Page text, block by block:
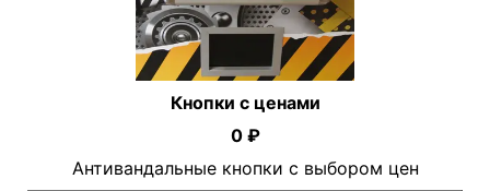
Кнопки с ценами
0 ₽
Антивандальные кнопки с выбором цен